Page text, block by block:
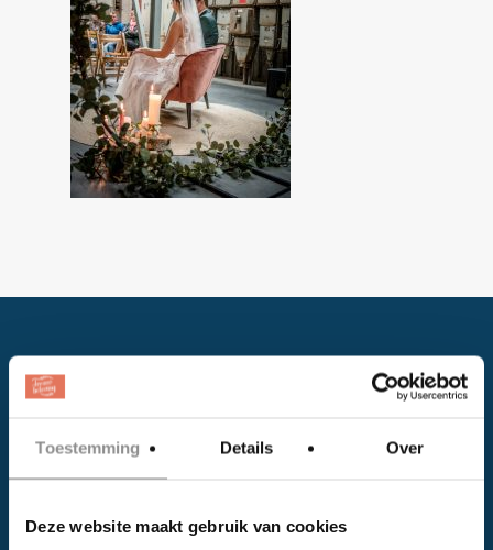
Toestemming Details Over
Deze website maakt gebruik van cookies
Instagram